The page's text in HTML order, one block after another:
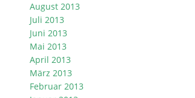
August 2013
Juli 2013
Juni 2013
Mai 2013
April 2013
März 2013
Februar 2013